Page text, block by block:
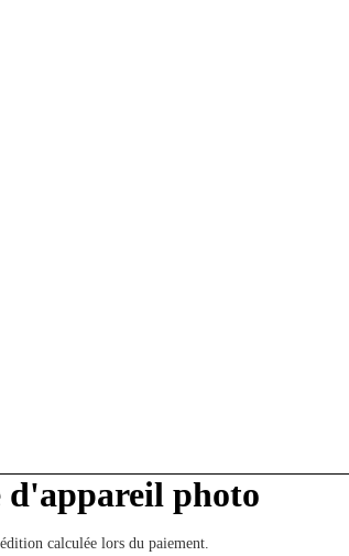
d'appareil photo
calculée lors du paiement.